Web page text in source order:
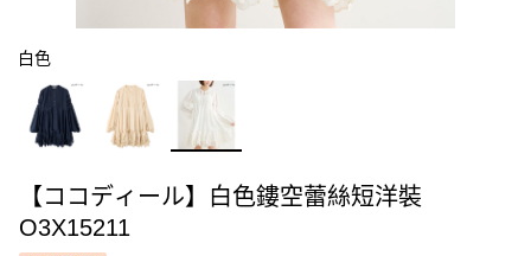
白色
【ココディール】白色鏤空蕾絲短洋裝
O3X15211